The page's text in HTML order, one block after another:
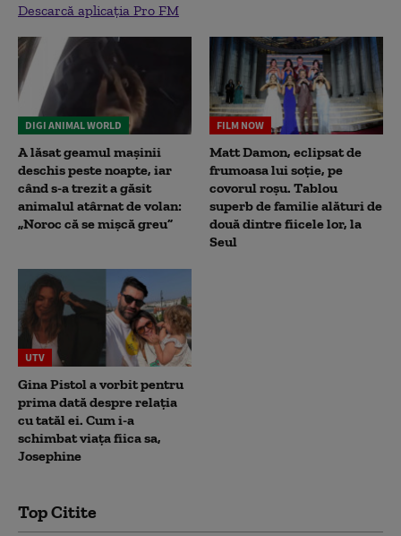
Descarcă aplicația Pro FM
DIGI ANIMAL WORLD
A lăsat geamul mașinii
deschis peste noapte, iar
când s-a trezit a găsit
animalul atârnat de volan:
„Noroc că se mișcă greu”
FILM NOW
Matt Damon, eclipsat de
frumoasa lui soție, pe
covorul roșu. Tablou
superb de familie alături de
două dintre fiicele lor, la
Seul
UTV
Gina Pistol a vorbit pentru
prima dată despre relația
cu tatăl ei. Cum i-a
schimbat viața fiica sa,
Josephine
Top Citite